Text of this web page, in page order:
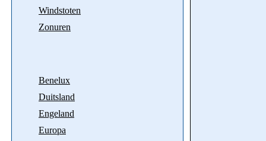
Windstoten
Zonuren
Benelux
Duitsland
Engeland
Europa